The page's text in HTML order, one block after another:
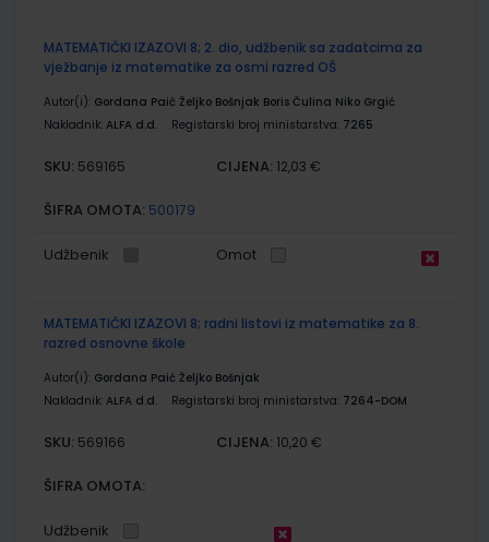
MATEMATIČKI IZAZOVI 8; 2. dio, udžbenik sa zadatcima za
vježbanje iz matematike za osmi razred OŠ
Autor(i): Gordana Paić Željko Bošnjak Boris Čulina Niko Grgić
Nakladnik: ALFA d.d. Registarski broj ministarstva: 7265
SKU: 569165 CIJENA: 12,03 €
ŠIFRA OMOTA: 500179
Udžbenik Omot
MATEMATIČKI IZAZOVI 8; radni listovi iz matematike za 8.
razred osnovne škole
Autor(i): Gordana Paić Željko Bošnjak
Nakladnik: ALFA d.d. Registarski broj ministarstva: 7264-DOM
SKU: 569166 CIJENA: 10,20 €
ŠIFRA OMOTA:
Udžbenik